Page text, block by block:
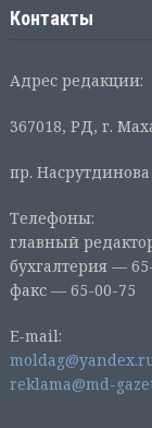
Контакты
Адрес редакции:
367018, РД, г.
пр.
Телефоны:
главный
бухгалтерия —
факс — 65-00-75
E-mail:
reklama@md-